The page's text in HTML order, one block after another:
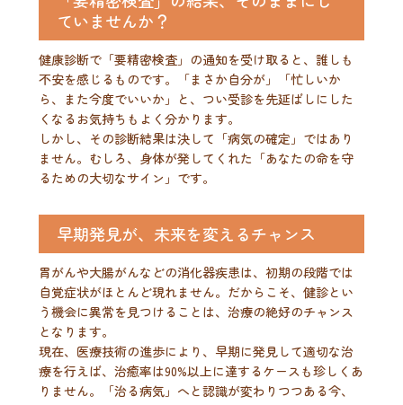
ていませんか？
健康診断で「要精密検査」の通知を受け取ると、誰しも
不安を感じるものです。「まさか自分が」「忙しいか
ら、また今度でいいか」と、つい受診を先延ばしにした
くなるお気持ちもよく分かります。
しかし、その診断結果は決して「病気の確定」ではあり
ません。むしろ、身体が発してくれた「あなたの命を守
るための大切なサイン」です。
早期発見が、未来を変えるチャンス
胃がんや大腸がんなどの消化器疾患は、初期の段階では
自覚症状がほとんど現れません。だからこそ、健診とい
う機会に異常を見つけることは、治療の絶好のチャンス
となります。
現在、医療技術の進歩により、早期に発見して適切な治
療を行えば、治癒率は90%以上に達するケースも珍しくあ
りません。「治る病気」へと認識が変わりつつある今、